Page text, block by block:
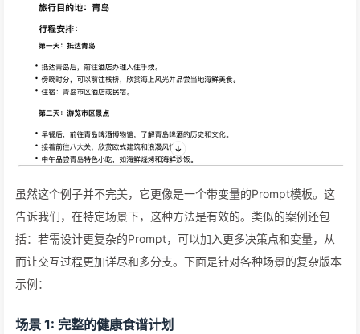
虽然这个例子并不完美，它更像是一个带变量的Prompt模板。这
告诉我们，在特定场景下，这种方法是有效的。类似的案例还包
括：若需设计更复杂的Prompt，可以加入更多决策点和变量，从
而让交互过程更加详尽和多分支。下面是针对各种场景的复杂版本
示例：
场景 1: 完整的健康食谱计划